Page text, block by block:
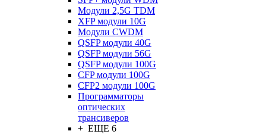
Модули 2,5G TDM
XFP модули 10G
Модули CWDM
QSFP модули 40G
QSFP модули 56G
QSFP модули 100G
CFP модули 100G
CFP2 модули 100G
Программаторы
оптических
трансиверов
+ ЕЩЕ 6